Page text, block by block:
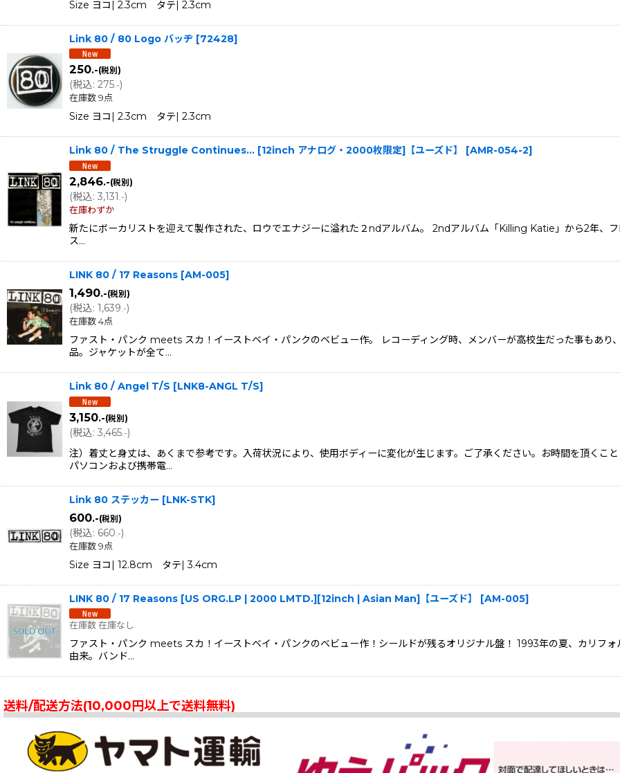
Size ヨコ| 2.3cm タテ| 2.3cm
Link 80 / 80 Logo バッヂ [72428]
250.-(税別)
(税込: 275.-)
在庫数 9点
Size ヨコ| 2.3cm タテ| 2.3cm
Link 80 / The Struggle Continues… [12inch アナログ・2000枚限定]【ユーズド】 [AMR-054-2]
2,846.-(税別)
(税込: 3,131 .-)
在庫わずか
新たにボーカリストを迎えて製作された、ロウでエナジーに溢れた２ndアルバム。 2ndアルバム「Killing Katie」から2年、
ス…
LINK 80 / 17 Reasons [AM-005]
1,490.-(税別)
(税込: 1,639 .-)
在庫数 4点
ファスト・パンク meets スカ！イーストベイ・パンクのベビュー作。 レコーディング時、メンバーが高校生だった事もあり
品。ジャケットが全て…
Link 80 / Angel T/S [LNK8-ANGL T/S]
3,150.-(税別)
(税込: 3,465 .-)
注）着丈と身丈は、あくまで参考です。入荷状況により、使用ボディーに変化が生じます。ご了承ください。お時間を頂くこ
パソコンおよび携帯電…
Link 80 ステッカー [LNK-STK]
600.-(税別)
(税込: 660 .-)
在庫数 9点
Size ヨコ| 12.8cm タテ| 3.4cm
LINK 80 / 17 Reasons [US ORG.LP | 2000 LMTD.][12inch | Asian Man]【ユーズド】 [AM-005]
在庫数 在庫なし
ファスト・パンク meets スカ！イーストベイ・パンクのベビュー作！シールドが残るオリジナル盤！ 1993年の夏、カリフ
由来。バンド…
送料/配送方法(10,000円以上で送料無料)